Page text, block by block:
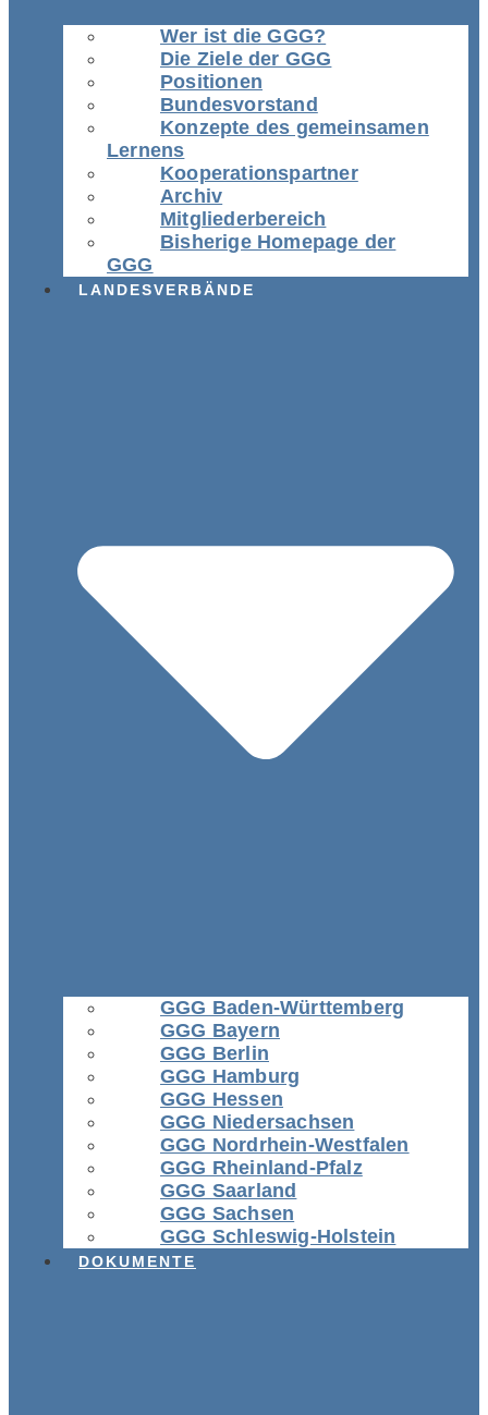
Wer ist die GGG?
Die Ziele der GGG
Positionen
Bundesvorstand
Konzepte des gemeinsamen
Lernens
Kooperationspartner
Archiv
Mitgliederbereich
Bisherige Homepage der
GGG
LANDESVERBÄNDE
GGG Baden-Württemberg
GGG Bayern
GGG Berlin
GGG Hamburg
GGG Hessen
GGG Niedersachsen
GGG Nordrhein-Westfalen
GGG Rheinland-Pfalz
GGG Saarland
GGG Sachsen
GGG Schleswig-Holstein
DOKUMENTE